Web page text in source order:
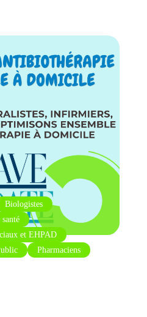
Biologistes
et EHPAD
Pharmaciens